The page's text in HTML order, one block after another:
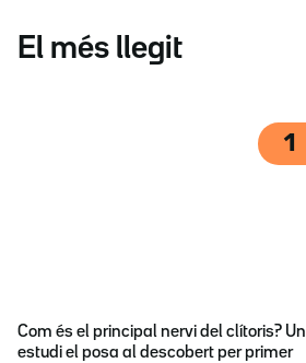
El més llegit
1
Com és el principal nervi del clítoris? Un
estudi el posa al descobert per primer